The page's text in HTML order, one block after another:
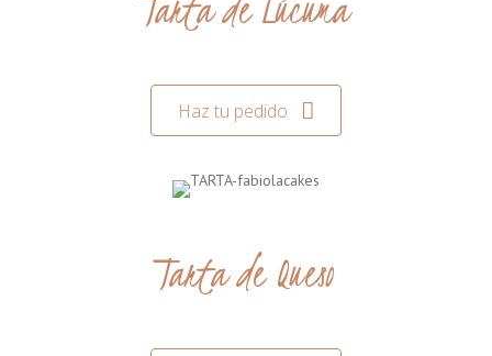
Haz tu pedido
Tarta de Queso